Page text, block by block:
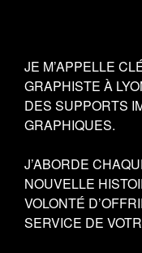
JE M’APPELLE
GRAPHISTE À
DES SUPPORTS
GRAPHIQUES.
J’ABORDE
NOUVELLE
VOLONTÉ
SERVICE DE